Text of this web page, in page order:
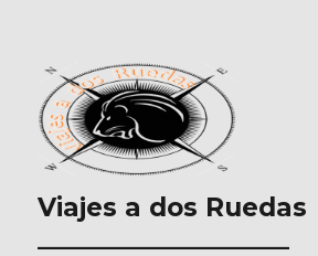
Viajes a dos Ruedas
___________________